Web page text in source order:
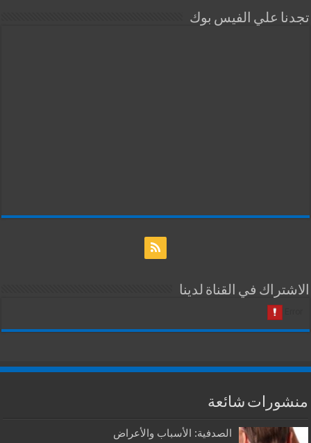
تجدنا علي الفيس بوك
الاشتراك في القناة لدينا
منشورات شائعة
الصدفية: الأسباب والأعراض